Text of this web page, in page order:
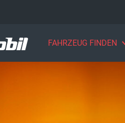
FAHRZEUG FINDEN